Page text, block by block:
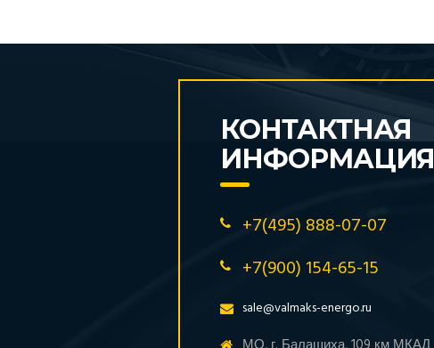
КОНТАКТНАЯ
ИНФОРМАЦИЯ
+7(495) 888-07-07
+7(900) 154-65-15
sale@valmaks-energo.ru